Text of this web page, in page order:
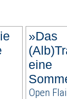
»Das
eine
Open